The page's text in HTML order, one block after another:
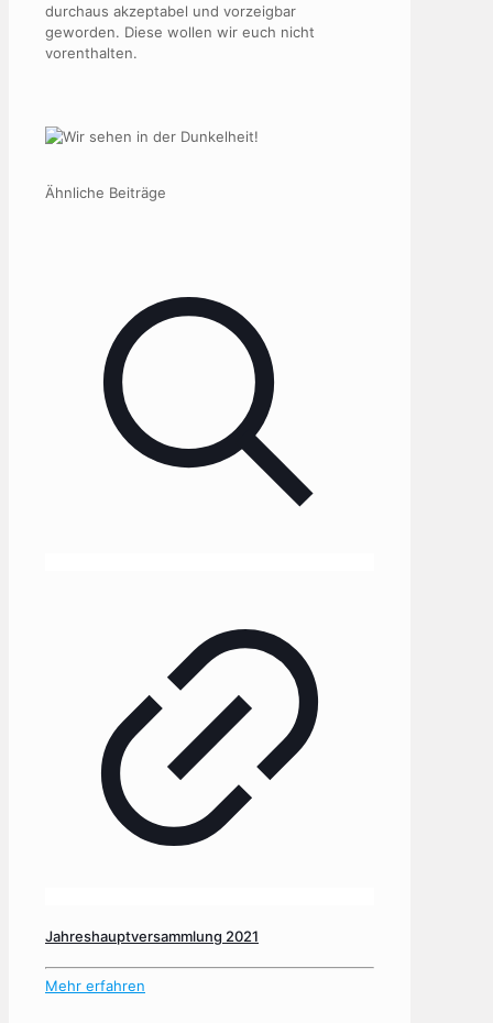
durchaus akzeptabel und vorzeigbar
geworden. Diese wollen wir euch nicht
vorenthalten.
Ähnliche Beiträge
Jahreshauptversammlung 2021
Mehr erfahren